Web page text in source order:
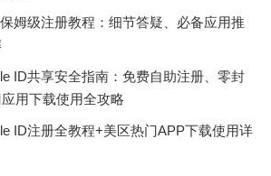
姆级注册教程：细节答疑、必备应用推
ID共享安全指南：免费自助注册、零封
用下载使用全攻略
ID注册全教程+美区热门APP下载使用详